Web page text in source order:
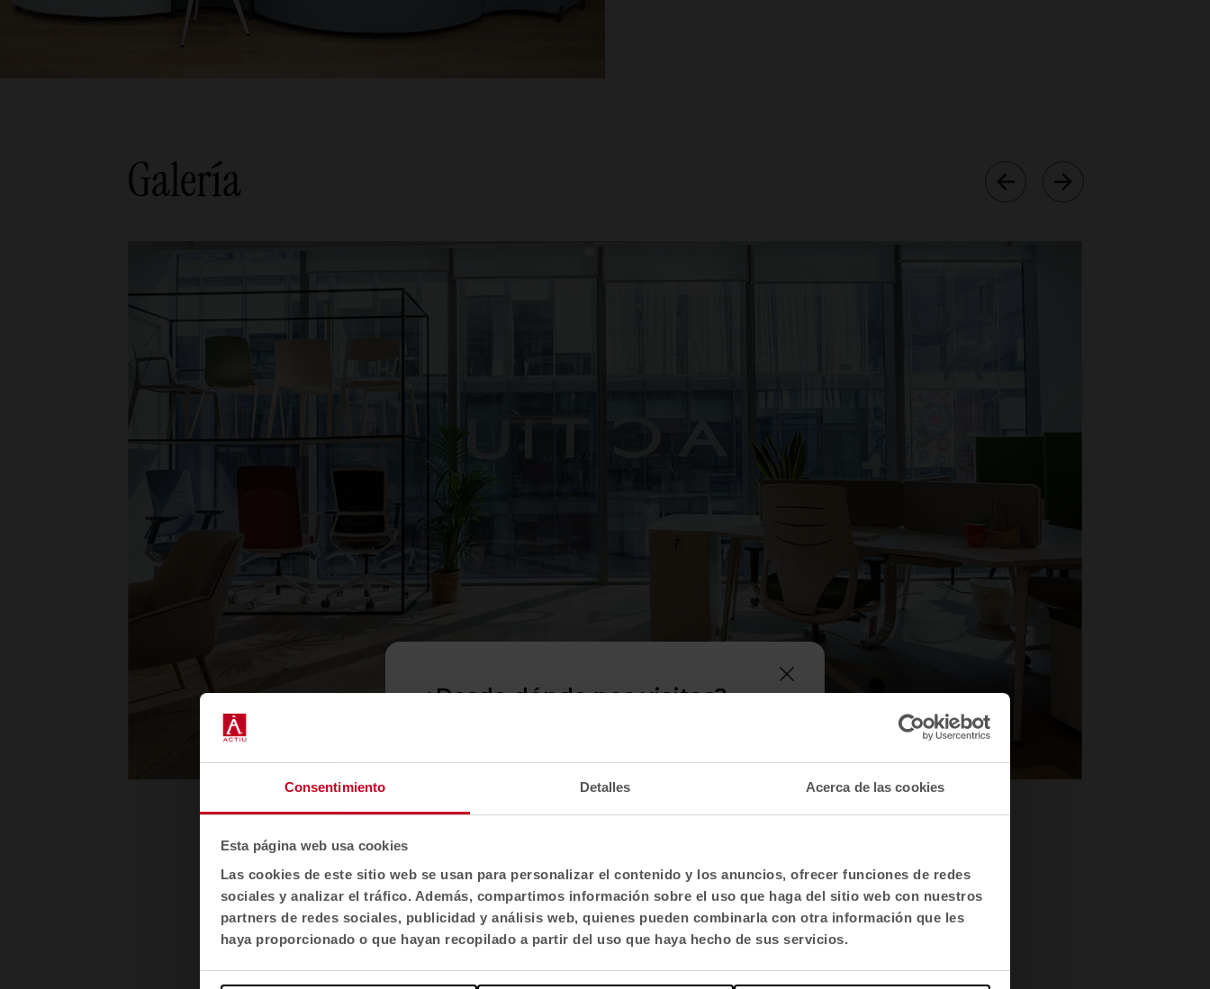
Consentimiento Detalles Acerca de las cookies
Esta página web usa cookies
Las cookies de este sitio web se usan para personalizar el contenido y los anuncios, ofrecer funciones de redes
sociales y analizar el tráfico. Además, compartimos información sobre el uso que haga del sitio web con nuestros
partners de redes sociales, publicidad y análisis web, quienes pueden combinarla con otra información que les
haya proporcionado o que hayan recopilado a partir del uso que haya hecho de sus servicios.
Galería
1 2 3 4 5 6 7 8 9 10 11 12
Ver todas las imágenes
¿Desde dónde nos visitas?
Selecciona localización
Selecciona idioma
English US